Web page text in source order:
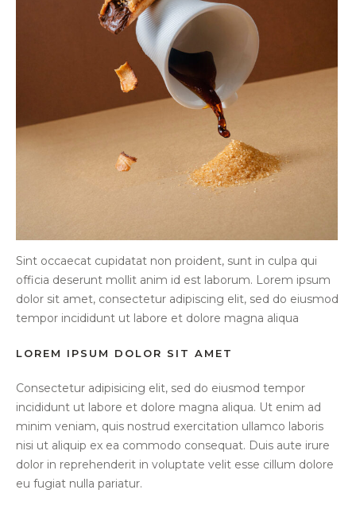
Sint occaecat cupidatat non proident, sunt in culpa qui
officia deserunt mollit anim id est laborum. Lorem ipsum
dolor sit amet, consectetur adipiscing elit, sed do eiusmod
tempor incididunt ut labore et dolore magna aliqua
LOREM IPSUM DOLOR SIT AMET
Consectetur adipisicing elit, sed do eiusmod tempor
incididunt ut labore et dolore magna aliqua. Ut enim ad
minim veniam, quis nostrud exercitation ullamco laboris
nisi ut aliquip ex ea commodo consequat. Duis aute irure
dolor in reprehenderit in voluptate velit esse cillum dolore
eu fugiat nulla pariatur.